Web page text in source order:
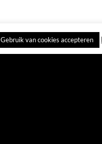
Gebruik van cookies accepteren